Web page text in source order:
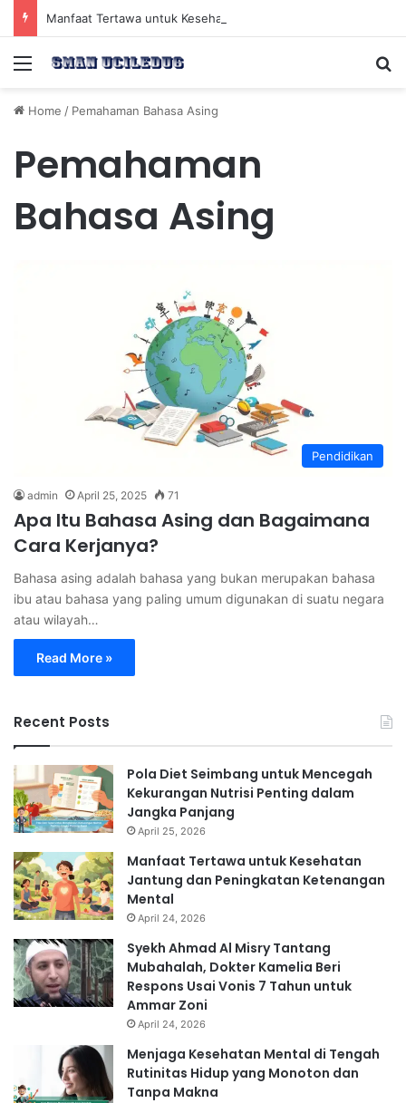
Menu
Home / Pemahaman Bahasa Asing
Pemahaman
Bahasa Asing
Pendidikan
admin April 25, 2025 71
Apa Itu Bahasa Asing dan Bagaimana
Cara Kerjanya?
Bahasa asing adalah bahasa yang bukan merupakan bahasa
ibu atau bahasa yang paling umum digunakan di suatu negara
atau wilayah…
Read More »
Recent Posts
Pola Diet Seimbang untuk Mencegah
Kekurangan Nutrisi Penting dalam
Jangka Panjang
April 25, 2026
Manfaat Tertawa untuk Kesehatan
Jantung dan Peningkatan Ketenangan
Mental
April 24, 2026
Syekh Ahmad Al Misry Tantang
Mubahalah, Dokter Kamelia Beri
Respons Usai Vonis 7 Tahun untuk
Ammar Zoni
April 24, 2026
Menjaga Kesehatan Mental di Tengah
Rutinitas Hidup yang Monoton dan
Tanpa Makna